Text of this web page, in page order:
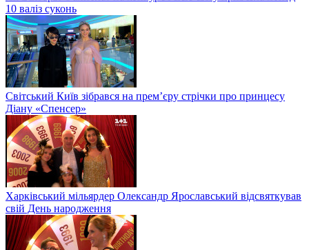
10 валіз суконь
Світський Київ зібрався на прем’єру стрічки про принцесу
Діану «Спенсер»
Харківський мільярдер Олександр Ярославський відсвяткував
свій День народження